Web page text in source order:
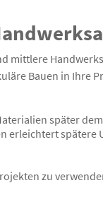
mittlere
Bauen in Ihre
später
spätere
zu